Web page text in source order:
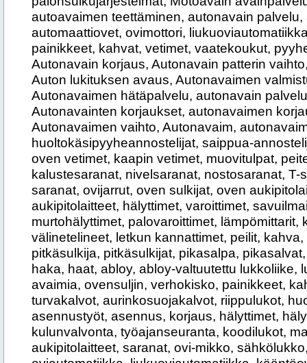
autoavaimen teettäminen, autonavain
automaattiovet, ovimottori,
painikkeet, kahvat, vetimet, vaatekoukut,
Autonavain korjaus, Autonavain patterin
Auton lukituksen avaus, Autonavaimen
Autonavaimen hätäpalvelu, autonavain
Autonavainten korjaukset, autonavaimen
Autonavaimen vaihto, Autonavaim,
huoltokäsipyyheannostelijat, saippua-
oven vetimet, kaapin vetimet, muovitulpat,
kalustesaranat, nivelsaranat, nostosaranat, T-
saranat, ovijarrut, oven sulkijat, oven
aukipitolaitteet, hälyttimet, varoittimet,
murtohälyttimet, palovaroittimet, lämpömittarit,
välinetelineet, letkun kannattimet, peilit,
pitkäsulkija, pitkäsulkijat, pikasalpa,
haka, haat, abloy, abloy-valtuutettu lukkoliike,
avaimia, ovensuljin, verhokisko, painikkeet,
turvakalvot, aurinkosuojakalvot, riippulukot,
asennustyöt, asennus, korjaus, hälyttimet,
kulunvalvonta, työajanseuranta, koodilukot,
aukipitolaitteet, saranat, ovi-mikko,